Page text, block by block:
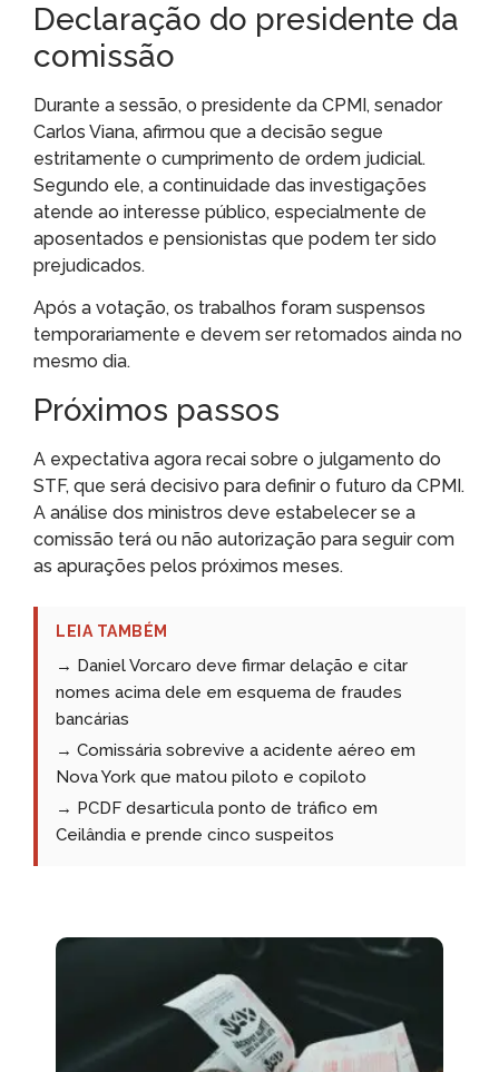
Declaração do presidente da
comissão
Durante a sessão, o presidente da CPMI, senador
Carlos Viana, afirmou que a decisão segue
estritamente o cumprimento de ordem judicial.
Segundo ele, a continuidade das investigações
atende ao interesse público, especialmente de
aposentados e pensionistas que podem ter sido
prejudicados.
Após a votação, os trabalhos foram suspensos
temporariamente e devem ser retomados ainda no
mesmo dia.
Próximos passos
A expectativa agora recai sobre o julgamento do
STF, que será decisivo para definir o futuro da CPMI.
A análise dos ministros deve estabelecer se a
comissão terá ou não autorização para seguir com
as apurações pelos próximos meses.
LEIA TAMBÉM
→ Daniel Vorcaro deve firmar delação e citar
nomes acima dele em esquema de fraudes
bancárias
→ Comissária sobrevive a acidente aéreo em
Nova York que matou piloto e copiloto
→ PCDF desarticula ponto de tráfico em
Ceilândia e prende cinco suspeitos